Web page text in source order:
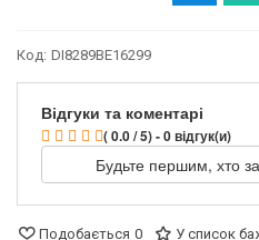
Код: DI8289BE16299
Відгуки та коментарі
( 0.0 / 5) - 0 відгук(и)
Будьте першим, хто
Подобається 0 У список